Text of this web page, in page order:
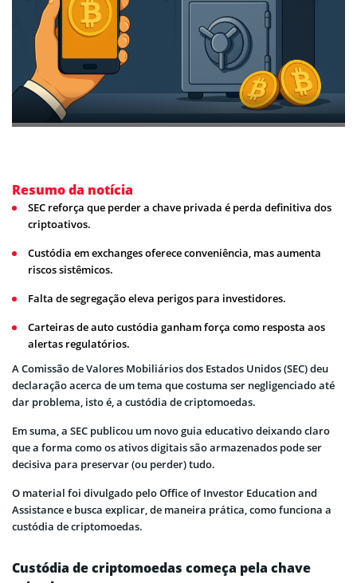
Resumo da notícia
SEC reforça que perder a chave privada é perda definitiva dos
criptoativos.
Custódia em exchanges oferece conveniência, mas aumenta
riscos sistêmicos.
Falta de segregação eleva perigos para investidores.
Carteiras de auto custódia ganham força como resposta aos
alertas regulatórios.
A Comissão de Valores Mobiliários dos Estados Unidos (SEC) deu
declaração acerca de um tema que costuma ser negligenciado até
dar problema, isto é, a custódia de criptomoedas.
Em suma, a SEC publicou um novo guia educativo deixando claro
que a forma como os ativos digitais são armazenados pode ser
decisiva para preservar (ou perder) tudo.
O material foi divulgado pelo Office of Investor Education and
Assistance e busca explicar, de maneira prática, como funciona a
custódia de criptomoedas.
Custódia de criptomoedas começa pela chave